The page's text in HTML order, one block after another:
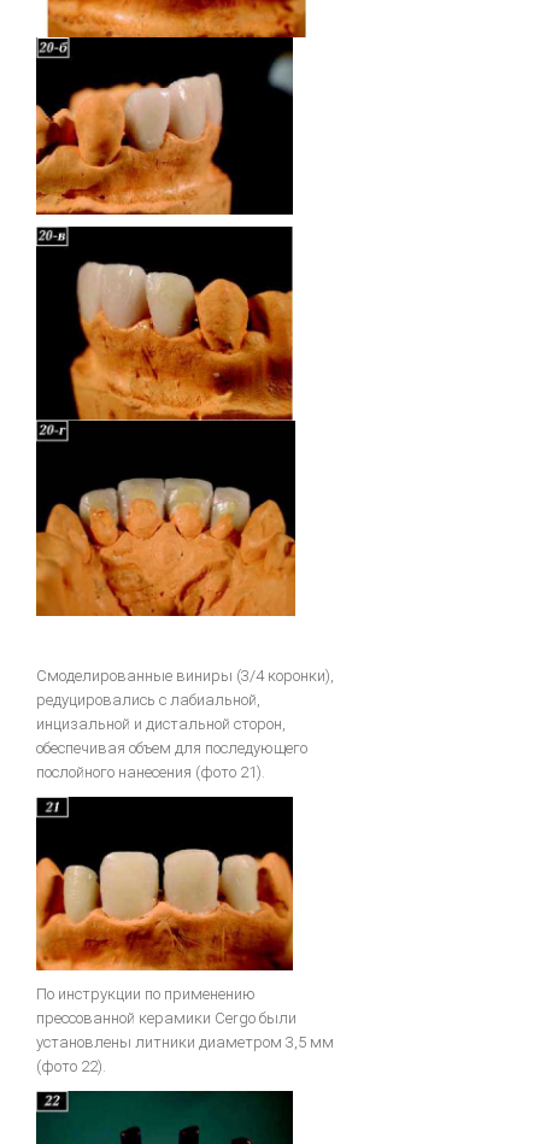
Смоделированные виниры (3/4 коронки),
редуцировались с лабиальной,
инцизальной и дистальной сторон,
обеспечивая объем для последующего
послойного нанесения (фото 21).
По инструкции по применению
прессованной керамики Cergo были
установлены литники диаметром 3,5 мм
(фото 22).